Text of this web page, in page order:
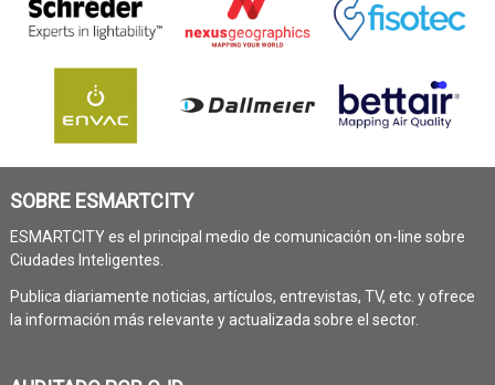
SOBRE ESMARTCITY
ESMARTCITY es el principal medio de comunicación on-line sobre
Ciudades Inteligentes.
Publica diariamente noticias, artículos, entrevistas, TV, etc. y ofrece
la información más relevante y actualizada sobre el sector.